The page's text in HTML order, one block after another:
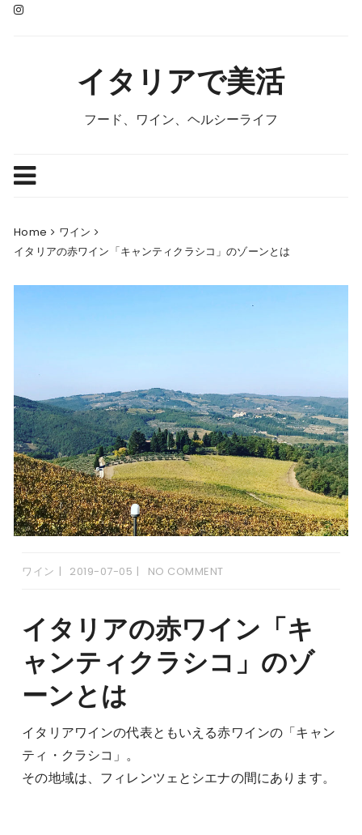
Skip
イタリアで美活
フード、ワイン、ヘルシーライフ
Home
ワイン
イタリアの赤ワイン「キャンティクラシコ」のゾーンとは
ワイン 2019-07-05 NO COMMENT
イタリアの赤ワイン「キ
ャンティクラシコ」のゾ
ーンとは
イタリアワインの代表ともいえる赤ワインの「キャン
ティ・クラシコ」。
その地域は、フィレンツェとシエナの間にあります。